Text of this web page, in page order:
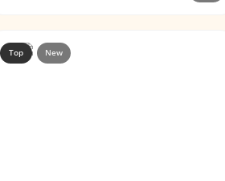
Top New